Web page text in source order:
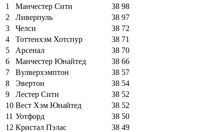
1
Манчестер Сити 38 98
2
Ливерпуль 38 97
3
Челси 38 72
4
Тоттенхэм Хотспур 38 71
5
Арсенал 38 70
6
Манчестер Юнайтед 38 66
7
Вулверхэмптон 38 57
8
Эвертон 38 54
9
Лестер Сити 38 52
10 Вест Хэм Юнайтед 38 52
11 Уотфорд 38 50
12 Кристал Пэлас 38 49